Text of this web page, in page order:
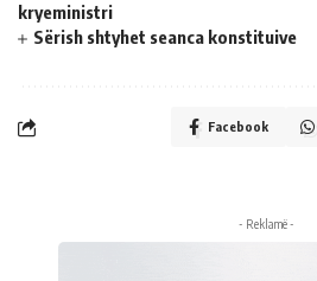
kryeministri
Sërish shtyhet seanca konstituive
Facebook
- Reklamë -